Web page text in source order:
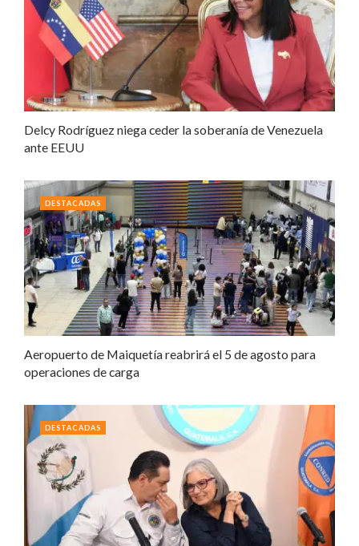
Delcy Rodríguez niega ceder la soberanía de Venezuela
ante EEUU
Aeropuerto de Maiquetía reabrirá el 5 de agosto para
operaciones de carga
DESTACADAS
DESTACADAS